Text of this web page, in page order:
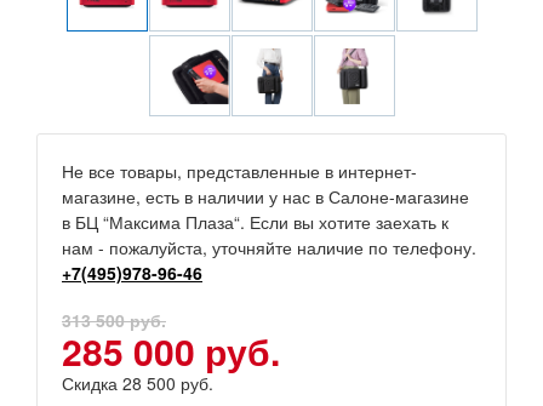
Не все товары, представленные в интернет-
магазине, есть в наличии у нас в Салоне-магазине
в БЦ “Максима Плаза“. Если вы хотите заехать к
нам - пожалуйста, уточняйте наличие по телефону.
+7(495)978-96-46
313 500 руб.
285 000 руб.
Скидка 28 500 руб.